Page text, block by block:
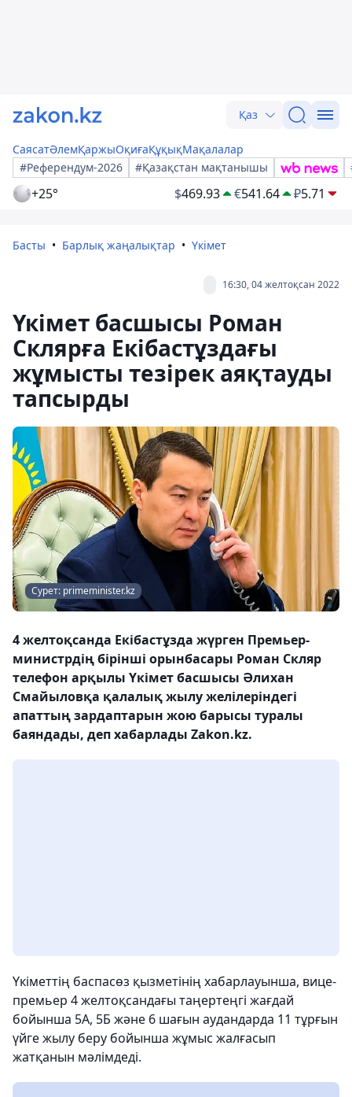
Қаз
СаясатӘлемҚаржыОқиғаҚұқықМақалалар
#Референдум-2026
#Қазақстан мақтанышы
+25° $469.93 €541.64 ₽5.71
Басты Барлық жаңалықтар Үкімет
16:30, 04 желтоқсан 2022
Үкімет басшысы Роман
Склярға Екібастұздағы
жұмысты тезірек аяқтауды
тапсырды
Сурет: primeminister.kz
4 желтоқсанда Екібастұзда жүрген Премьер-
министрдің бірінші орынбасары Роман Скляр
телефон арқылы Үкімет басшысы Әлихан
Смайыловқа қалалық жылу желілеріндегі
апаттың зардаптарын жою барысы туралы
баяндады, деп хабарлады Zakon.kz.
Үкіметтің баспасөз қызметінің хабарлауынша, вице-
премьер 4 желтоқсандағы таңертеңгі жағдай
бойынша 5А, 5Б және 6 шағын аудандарда 11 тұрғын
үйге жылу беру бойынша жұмыс жалғасып
жатқанын мәлімдеді.